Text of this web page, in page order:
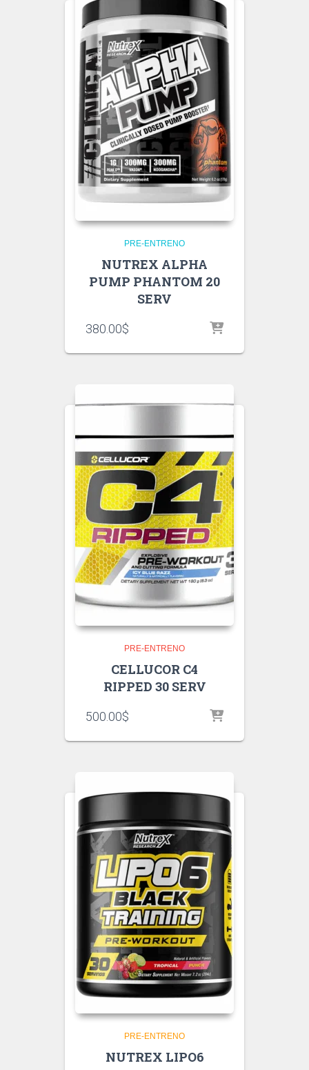
PRE-ENTRENO
NUTREX ALPHA
PUMP PHANTOM 20
SERV
380.00$
PRE-ENTRENO
CELLUCOR C4
RIPPED 30 SERV
500.00$
PRE-ENTRENO
NUTREX LIPO6